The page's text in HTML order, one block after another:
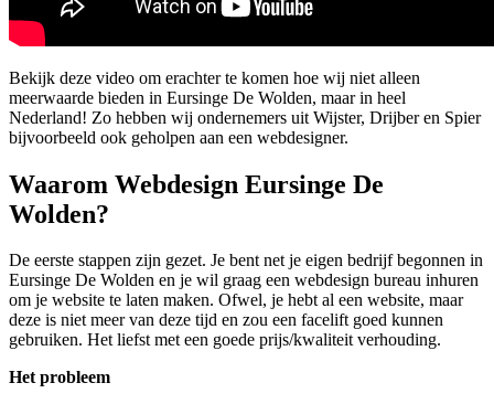
Bekijk deze video om erachter te komen hoe wij niet alleen
meerwaarde bieden in Eursinge De Wolden, maar in heel
Nederland! Zo hebben wij ondernemers uit Wijster, Drijber en Spier
bijvoorbeeld ook geholpen aan een webdesigner.
Waarom Webdesign Eursinge De
Wolden?
De eerste stappen zijn gezet. Je bent net je eigen bedrijf begonnen in
Eursinge De Wolden en je wil graag een webdesign bureau inhuren
om je website te laten maken. Ofwel, je hebt al een website, maar
deze is niet meer van deze tijd en zou een facelift goed kunnen
gebruiken. Het liefst met een goede prijs/kwaliteit verhouding.
Het probleem